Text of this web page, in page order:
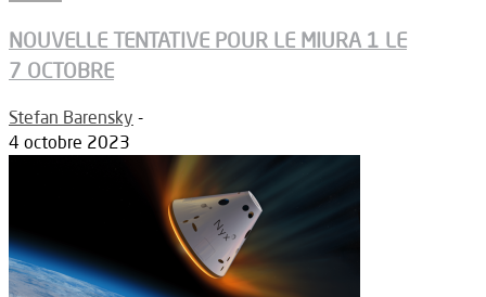
NOUVELLE TENTATIVE POUR LE MIURA 1 LE
7 OCTOBRE
Stefan Barensky -
4 octobre 2023